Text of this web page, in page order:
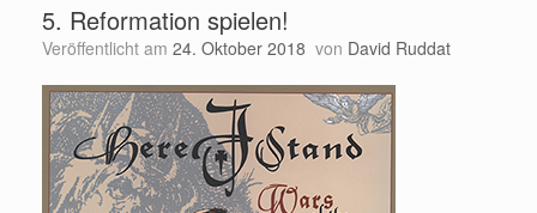
5. Reformation spielen!
Veröffentlicht am 24. Oktober 2018 von David Ruddat